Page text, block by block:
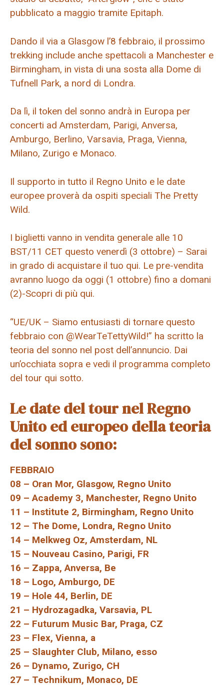
pubblicato a maggio tramite Epitaph.
Dando il via a Glasgow l’8 febbraio, il prossimo
trekking include anche spettacoli a Manchester e
Birmingham, in vista di una sosta alla Dome di
Tufnell Park, a nord di Londra.
Da lì, il token del sonno andrà in Europa per
concerti ad Amsterdam, Parigi, Anversa,
Amburgo, Berlino, Varsavia, Praga, Vienna,
Milano, Zurigo e Monaco.
Il supporto in tutto il Regno Unito e le date
europee proverà da ospiti speciali The Pretty
Wild.
I biglietti vanno in vendita generale alle 10
BST/11 CET questo venerdì (3 ottobre) – Sarai
in grado di acquistare il tuo qui. Le pre-vendita
avranno luogo da oggi (1 ottobre) fino a domani
(2)-Scopri di più qui.
“UE/UK – Siamo entusiasti di tornare questo
febbraio con @WearTeTettyWild!” ha scritto la
teoria del sonno nel post dell’annuncio. Dai
un’occhiata sopra e vedi il programma completo
del tour qui sotto.
Le date del tour nel Regno
Unito ed europeo della teoria
del sonno sono:
FEBBRAIO
08 – Oran Mor, Glasgow, Regno Unito
09 – Academy 3, Manchester, Regno Unito
11 – Institute 2, Birmingham, Regno Unito
12 – The Dome, Londra, Regno Unito
14 – Melkweg Oz, Amsterdam, NL
15 – Nouveau Casino, Parigi, FR
16 – Zappa, Anversa, Be
18 – Logo, Amburgo, DE
19 – Hole 44, Berlin, DE
21 – Hydrozagadka, Varsavia, PL
22 – Futurum Music Bar, Praga, CZ
23 – Flex, Vienna, a
25 – Slaughter Club, Milano, esso
26 – Dynamo, Zurigo, CH
27 – Technikum, Monaco, DE